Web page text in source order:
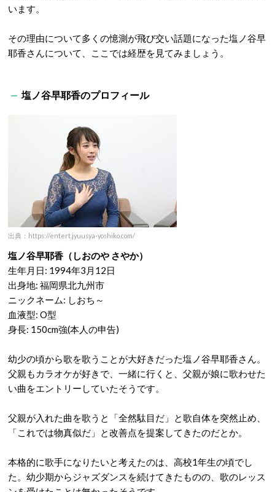
います。
その理由について多くの憶測が飛び交い話題になった塩ノ谷早
耶香さんについて、ここでは経歴を見てみましょう。
塩ノ谷早耶香のプロフィール
出典：https://entert.jyuusya-yoshiko.com/
塩ノ谷早耶香（しおのや さやか）
生年月日: 1994年3月12日
出身地: 福岡県北九州市
ニックネーム: しおち～
血液型: O型
身長: 150cm強(本人の申告)
幼少の頃から歌を歌うことが大好きだった塩ノ谷早耶香さん。
父親もカラオケが好きで、一緒に行くと、父親が娘に歌わせた
い曲をエントリーしていたそうです。
父親が入れた曲を歌うと「全然駄目だ」と歌自体を突然止め、
「これでは物真似だ」と改善点を提案してきたのだとか。
本格的に歌手になりたいと考えたのは、高校1年生の頃でし
た。幼少期からジャズダンスを続けてきたものの、歌のレッス